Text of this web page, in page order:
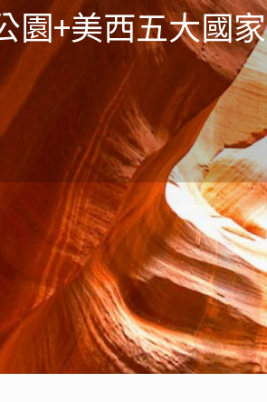
園+美西五大國